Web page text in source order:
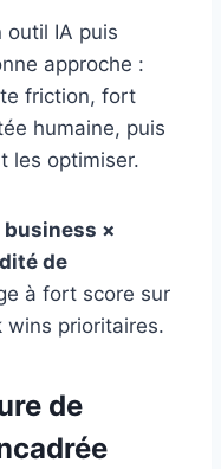
outil IA puis
approche :
friction, fort
humaine, puis
les optimiser.
×
de
à fort score sur
wins prioritaires.
de